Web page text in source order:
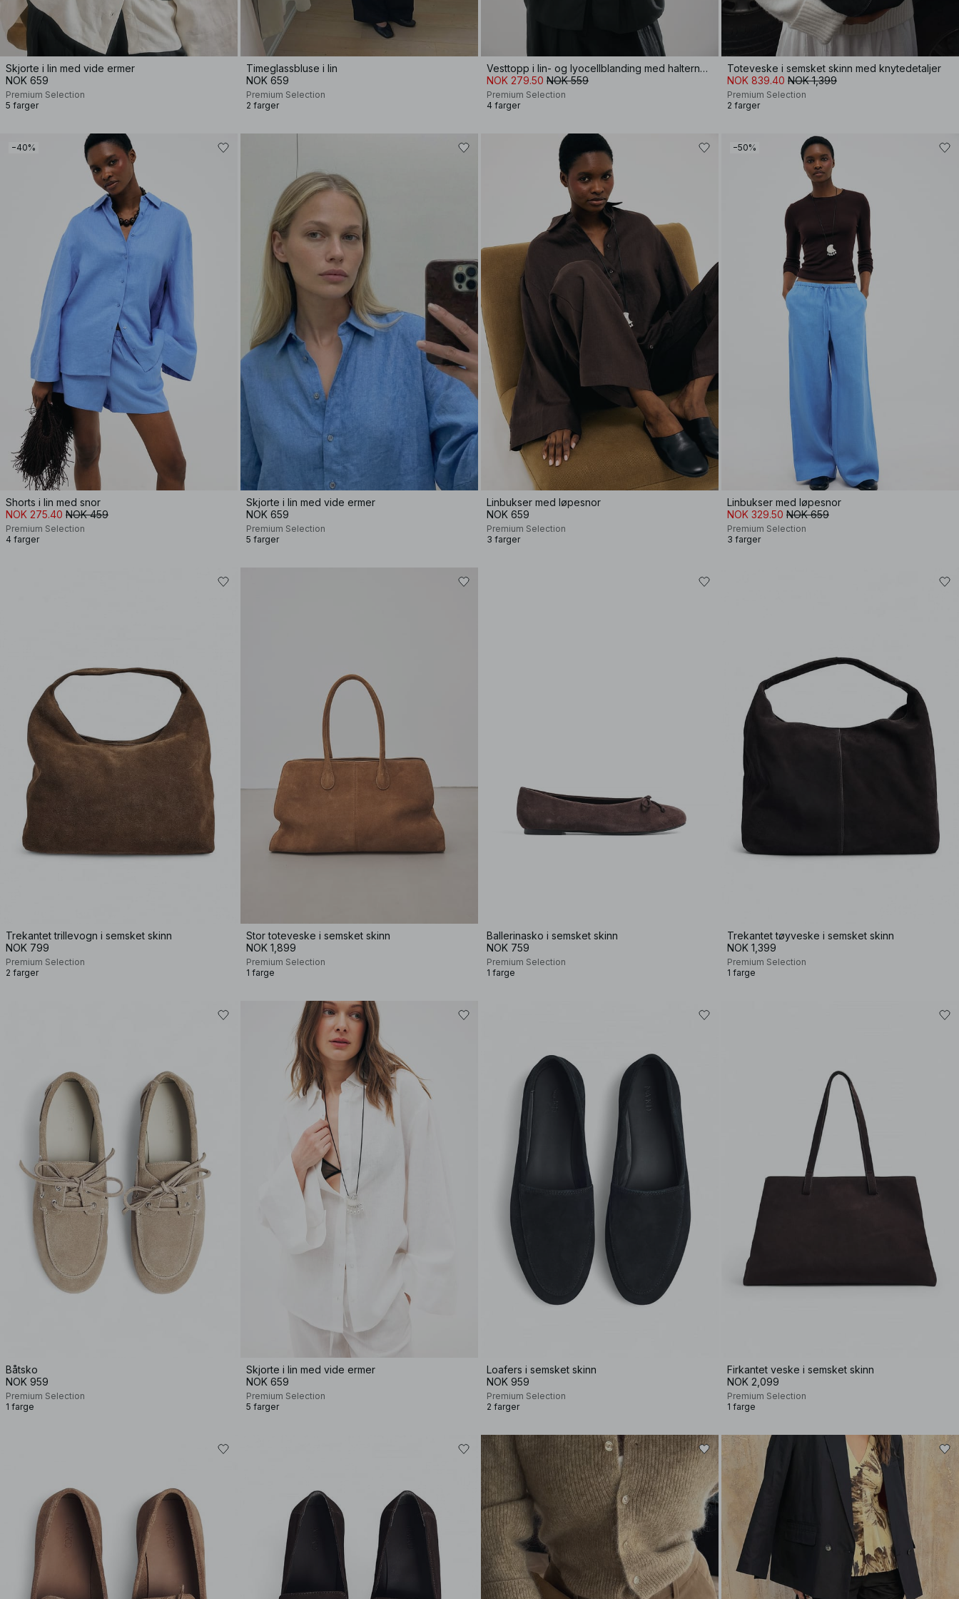
Skjorte i lin med vide ermer
NOK 659
Premium Selection
5 farger
Timeglassbluse i lin
NOK 659
Premium Selection
2 farger
Vesttopp i lin- og lyocellblanding med halterneck
NOK 279.50 NOK 559
Premium Selection
4 farger
Toteveske i semsket skinn med knytedetaljer
NOK 839.40 NOK 1,399
Premium Selection
2 farger
−40%
Shorts i lin med snor
NOK 275.40 NOK 459
Premium Selection
4 farger
Skjorte i lin med vide ermer
NOK 659
Premium Selection
5 farger
Linbukser med løpesnor
NOK 659
Premium Selection
3 farger
−50%
Linbukser med løpesnor
NOK 329.50 NOK 659
Premium Selection
3 farger
Trekantet trillevogn i semsket skinn
NOK 799
Premium Selection
2 farger
Stor toteveske i semsket skinn
NOK 1,899
Premium Selection
1 farge
Ballerinasko i semsket skinn
NOK 759
Premium Selection
1 farge
Trekantet tøyveske i semsket skinn
NOK 1,399
Premium Selection
1 farge
Båtsko
NOK 959
Premium Selection
1 farge
Skjorte i lin med vide ermer
NOK 659
Premium Selection
5 farger
Loafers i semsket skinn
NOK 959
Premium Selection
2 farger
Firkantet veske i semsket skinn
NOK 2,099
Premium Selection
1 farge